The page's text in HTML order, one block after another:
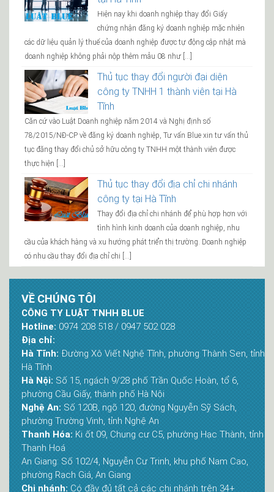
Hiện nay khi doanh nghiệp thay đổi Giấy
chứng nhận đăng ký doanh nghiệp mặc nhiên
các dữ liệu quản lý thuế của doanh nghiệp được tự động cập nhật mà
doanh nghiệp không phải nộp thêm mẫu 08 như […]
Thủ tục thay đổi người đại diện
công ty TNHH 1 thành viên tại Hà
Tĩnh
Căn cứ vào Luật Doanh nghiệp năm 2014 và Nghị định số
78/2015/NĐ-CP về đăng ký doanh nghiệp, Tư vấn Blue xin tư vấn thủ
tục đăng thay đổi chủ sở hữu công ty TNHH một thành viên được
thực hiện […]
Thủ tục thay đổi địa chỉ chi nhánh
công ty tại Hà Tĩnh
Thay đổi địa chỉ chi nhánh để phù hợp hơn với
tình hình kinh doanh của doanh nghiệp, nhu
cầu của khách hàng và xu hướng phát triển thị trường. Doanh nghiệp
có nhu cầu thay đổi địa chỉ chi […]
VỀ CHÚNG TÔI
CÔNG TY LUẬT TNHH BLUE
Hotline: 0974 208 518 / 0947 502 028
Địa chỉ:
Hà Tĩnh: Đường Xô Viết Nghệ Tĩnh, phường Thành Sen, tỉnh
Hà Tĩnh
Hà Nội: Số 15, ngách 9/28 phố Trần Quốc Hoàn, tổ 6,
phường Cầu Giấy, thành phố Hà Nội
Nghệ An: Số 120B, ngõ 120, đường Nguyễn Sỹ Sách,
phường Trường Vinh, tỉnh Nghệ An
Thanh Hóa: Ki ốt 09, Chung cư C5, phường Hạc Thành, tỉnh
Thanh Hoá
An Giang: Số 102/4, Nguyễn Cư Trinh, khu phố Nam Cao,
phường Rạch Giá, An Giang
Chi nhánh: Có đầy đủ tất cả các chi nhánh trên 34+